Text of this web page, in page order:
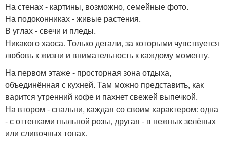
На стенах - картины, возможно, семейные фото.
На подоконниках - живые растения.
В углах - свечи и пледы.
Никакого хаоса. Только детали, за которыми чувствуется
любовь к жизни и внимательность к каждому моменту.
На первом этаже - просторная зона отдыха,
объединённая с кухней. Там можно представить, как
варится утренний кофе и пахнет свежей выпечкой.
На втором - спальни, каждая со своим характером: одна
- с оттенками пыльной розы, другая - в нежных зелёных
или сливочных тонах.